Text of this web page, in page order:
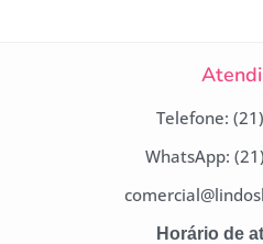
Telefone:
WhatsApp:
Horário de